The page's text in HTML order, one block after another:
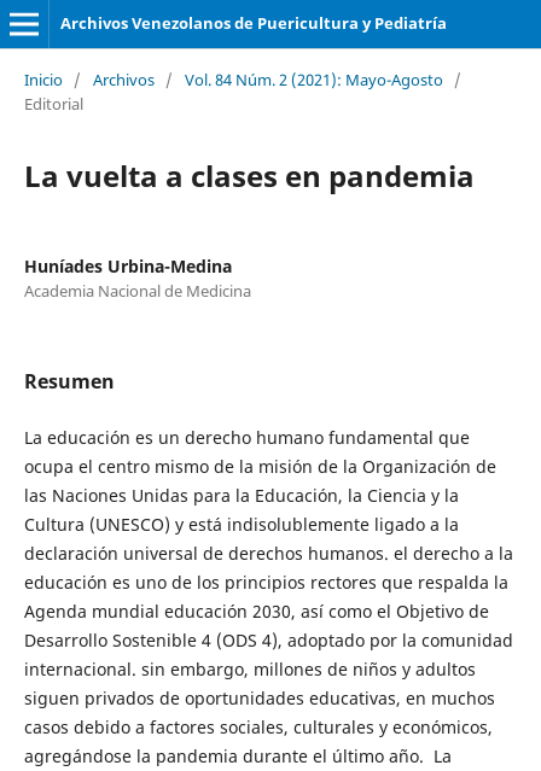
Archivos Venezolanos de Puericultura y Pediatría
Inicio / Archivos / Vol. 84 Núm. 2 (2021): Mayo-Agosto /
Editorial
La vuelta a clases en pandemia
Huníades Urbina-Medina
Academia Nacional de Medicina
Resumen
La educación es un derecho humano fundamental que
ocupa el centro mismo de la misión de la Organización de
las Naciones Unidas para la Educación, la Ciencia y la
Cultura (UNESCO) y está indisolublemente ligado a la
declaración universal de derechos humanos. el derecho a la
educación es uno de los principios rectores que respalda la
Agenda mundial educación 2030, así como el Objetivo de
Desarrollo Sostenible 4 (ODS 4), adoptado por la comunidad
internacional. sin embargo, millones de niños y adultos
siguen privados de oportunidades educativas, en muchos
casos debido a factores sociales, culturales y económicos,
agregándose la pandemia durante el último año. La